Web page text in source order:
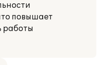
повышает
работы